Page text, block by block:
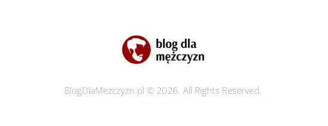
BlogDlaMezczyzn.pl © 2026. All Rights Reserved.